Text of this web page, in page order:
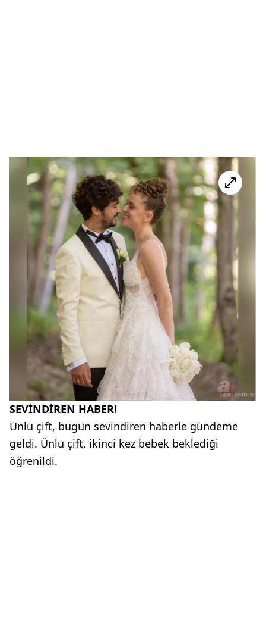
SEVİNDİREN HABER!
Ünlü çift, bugün sevindiren haberle gündeme
geldi. Ünlü çift, ikinci kez bebek beklediği
öğrenildi.